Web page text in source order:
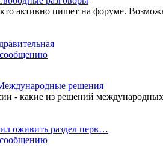
активно пишет на форуме.
решения
- какие из решений
оживить раздел перв…